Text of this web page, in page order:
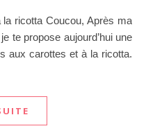
te propose aujourd’hui une
aux carottes et à la ricotta.